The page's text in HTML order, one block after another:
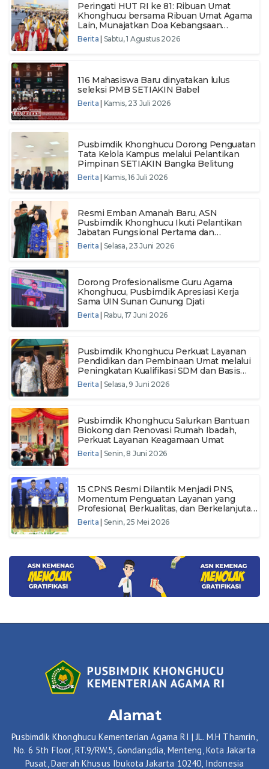
Peringati HUT RI ke 81: Ribuan Umat
Khonghucu bersama Ribuan Umat Agama
Lain, Munajatkan Doa Kebangsaan
Wujudkan Semangat Persatuan Menuju
Indonesia Makmur dan Berdaulat
Berita Sabtu, 1 Agustus 2026
116 Mahasiswa Baru dinyatakan lulus
seleksi PMB SETIAKIN Babel
Berita Kamis, 23 Juli 2026
Pusbimdik Khonghucu Dorong Penguatan
Tata Kelola Kampus melalui Pelantikan
Pimpinan SETIAKIN Bangka Belitung
Berita| Kamis, 16 Juli 2026
Resmi Emban Amanah Baru, ASN
Pusbimdik Khonghucu Ikuti Pelantikan
Jabatan Fungsional Pertama dan
Pengambilan Sumpah ASN Tahun 2024
Berita Selasa, 23 Juni 2026
Dorong Profesionalisme Guru Agama
Khonghucu, Pusbimdik Apresiasi Kerja
Sama UIN Sunan Gunung Djati
Berita Rabu, 17 Juni 2026
Pusbimdik Khonghucu Perkuat Layanan
Pendidikan dan Pembinaan Umat melalui
Peningkatan Kualifikasi SDM dan Basis
Data Nasional
Berita Selasa, 9 Juni 2026
Pusbimdik Khonghucu Salurkan Bantuan
Biokong dan Renovasi Rumah Ibadah,
Perkuat Layanan Keagamaan Umat
Berita| Senin, 8 Juni 2026
15 CPNS Resmi Dilantik Menjadi PNS,
Momentum Penguatan Layanan yang
Profesional, Berkualitas, dan Berkelanjutan
di Pusbimdik Khonghucu
Berita Senin, 25 Mei 2026
Alamat
Pusbimdik Khonghucu Kementerian Agama RI | JL. M.H Thamrin,
No. 6 5th Floor, RT.9/RW.5, Gondangdia, Menteng, Kota Jakarta
Pusat, Daerah Khusus Ibukota Jakarta 10240, Indonesia